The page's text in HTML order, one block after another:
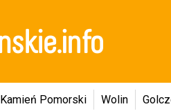
Kamień Pomorski Wolin